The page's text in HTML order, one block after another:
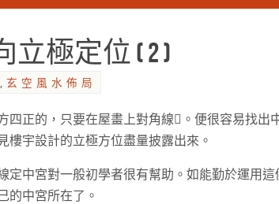
極定位 ( 2 )
, 玄 空 風 水 佈 局
四正的，只要在屋畫上對角線。便很容易找出
宇設計的立極方位盡量披露出來。
定中宮對一般初學者很有幫助。如能勤於運用
的中宮所在了。